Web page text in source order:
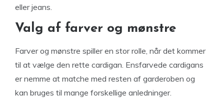
eller jeans.
Valg af farver og mønstre
Farver og mønstre spiller en stor rolle, når det kommer
til at vælge den rette cardigan. Ensfarvede cardigans
er nemme at matche med resten af garderoben og
kan bruges til mange forskellige anledninger.